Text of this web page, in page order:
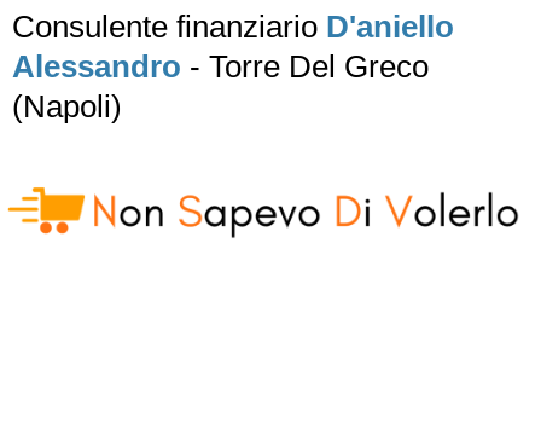
Consulente finanziario D'aniello
Alessandro - Torre Del Greco
(Napoli)